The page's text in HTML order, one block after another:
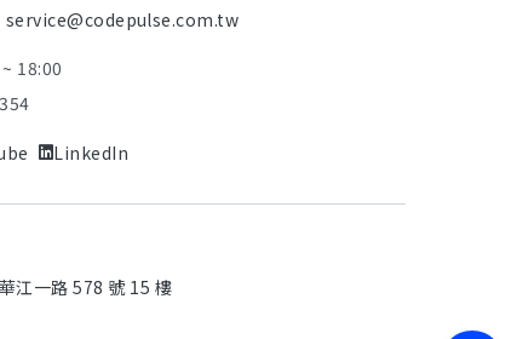
service@codepulse.com.tw
18:00
LinkedIn
江一路 578 號 15 樓